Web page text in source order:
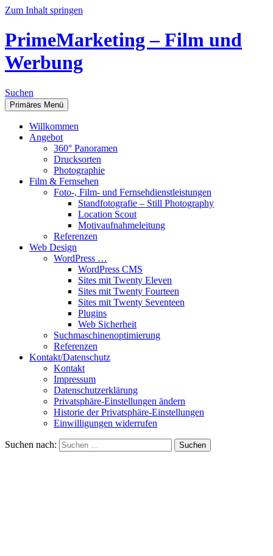
Zum Inhalt springen
PrimeMarketing – Film und
Werbung
Suchen
Primäres Menü
Willkommen
Angebot
360° Panoramen
Drucksorten
Photographie
Film & Fernsehen
Foto-, Film- und Fernsehdienstleistungen
Standfotografie – Still Photography
Location Scout
Motivaufnahmeleitung
Referenzen
Web Design
WordPress …
WordPress CMS
Sites mit Twenty Eleven
Sites mit Twenty Fourteen
Sites mit Twenty Seventeen
Plugins
Web Sicherheit
Suchmaschinenoptimierung
Referenzen
Kontakt/Datenschutz
Kontakt
Impressum
Datenschutzerklärung
Privatsphäre-Einstellungen ändern
Historie der Privatsphäre-Einstellungen
Einwilligungen widerrufen
Suchen nach: